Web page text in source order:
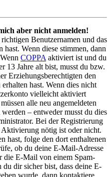
aber nicht anmelden!
Benutzernamen und das
hast. Wenn diese stimmen, dann
COPPA aktiviert ist und du
13 Jahre alt bist, musst du bzw.
Erziehungsberechtigten den
hast. Wenn dies nicht
vielleicht aktiviert
alle neu angemeldeten
– entweder musst du dies
Bei der Registrierung
nötig ist oder nicht.
hast, folge den dort enthaltenen
ob du deine E-Mail-Adresse
die E-Mail von einem Spam-
dir sicher bist, dass deine E-
wurde, dann kontaktiere